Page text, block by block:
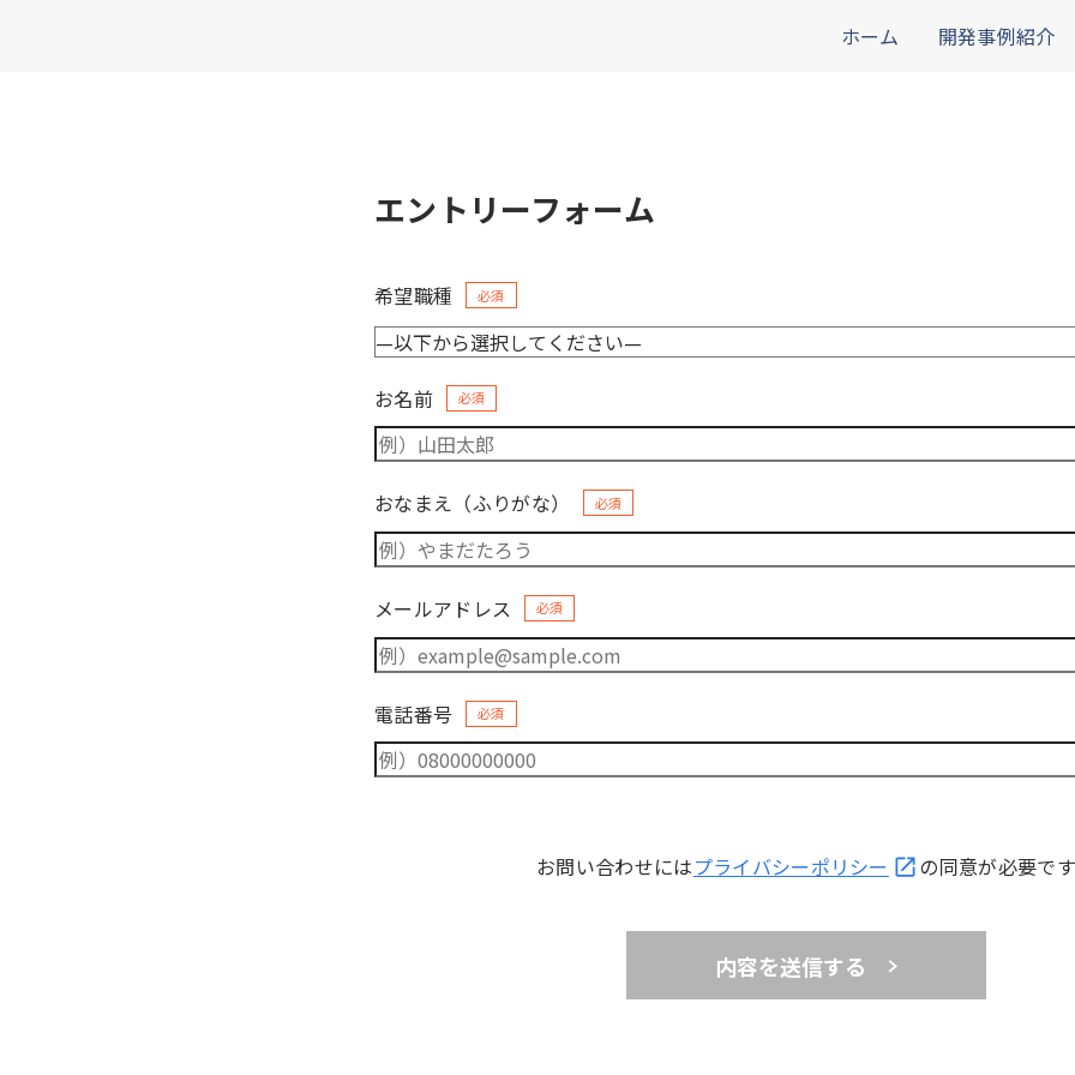
ホーム 開発事例紹介
エントリーフォーム
希望職種 必須
お名前 必須
おなまえ（ふりがな） 必須
メールアドレス 必須
電話番号 必須
お問い合わせにはプライバシーポリシー の同意が必要です
内容を送信する